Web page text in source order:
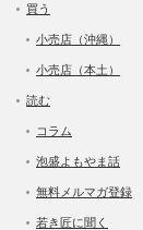
買う
小売店（沖縄）
小売店（本土）
読む
コラム
泡盛よもやま話
無料メルマガ登録
若き匠に聞く